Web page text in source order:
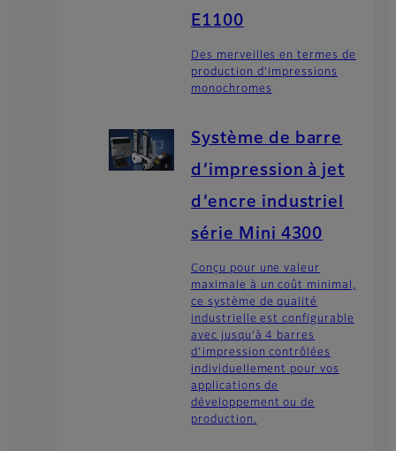
E1100
Des merveilles en termes de
production d’impressions
monochromes
Système de barre
d’impression à jet
d’encre industriel
série Mini 4300
Conçu pour une valeur
maximale à un coût minimal,
ce système de qualité
industrielle est configurable
avec jusqu’à 4 barres
d’impression contrôlées
individuellement pour vos
applications de
développement ou de
production.